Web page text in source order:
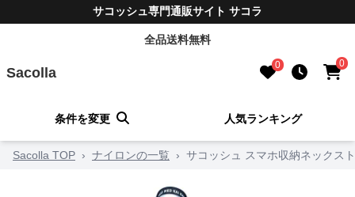
サコッシュ専門通販サイト サコラ
全品送料無料
Sacolla 0 0
条件を変更 人気ランキング
Sacolla TOP › ナイロンの一覧 › サコッシュ スマホ収納ネックス